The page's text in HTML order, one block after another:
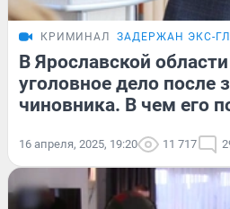
КРИМИНАЛ ЗАДЕРЖАН ЭКС-
В Ярославской
уголовное дело после
чиновника. В чем его
16 апреля, 2025, 19:20 11 717